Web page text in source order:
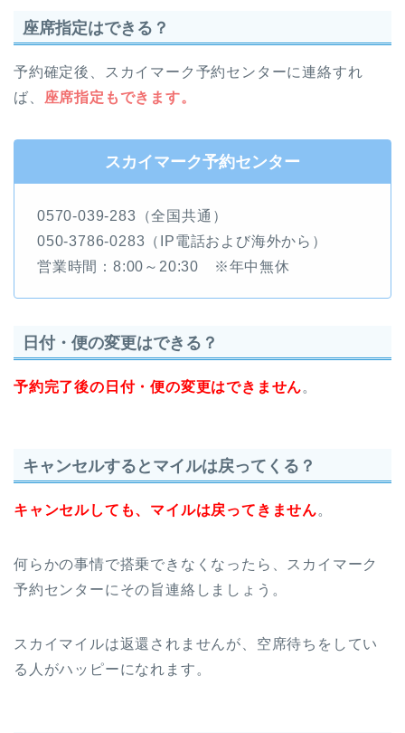
座席指定はできる？
予約確定後、スカイマーク予約センターに連絡すれ
ば、
座席指定もできます。
スカイマーク予約センター
0570-039-283（全国共通）
050-3786-0283（IP電話および海外から）
営業時間：8:00～20:30 ※年中無休
日付・便の変更はできる？
予約完了後の日付・便の変更はできません。
キャンセルするとマイルは戻ってくる？
キャンセルしても、マイルは戻ってきません。
何らかの事情で搭乗できなくなったら、スカイマーク
予約センターにその旨連絡しましょう。
スカイマイルは返還されませんが、空席待ちをしてい
る人がハッピーになれます。